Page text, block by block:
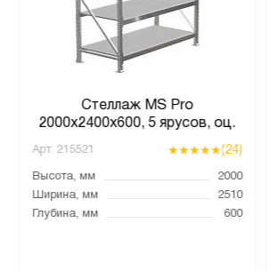
Стеллаж MS Pro
2000х2400х600, 5 ярусов, оц.
Арт. 215521 (24)
Высота, мм
2000
Ширина, мм
2510
Глубина, мм
600